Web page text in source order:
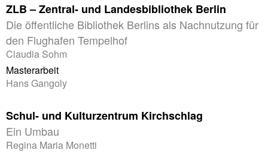
ZLB – Zentral- und Landesbibliothek Berlin
Die öffentliche Bibliothek Berlins als Nachnutzung für
den Flughafen Tempelhof
Claudia Sohm
Masterarbeit
Hans Gangoly
Schul- und Kulturzentrum Kirchschlag
Ein Umbau
Regina Maria Monetti